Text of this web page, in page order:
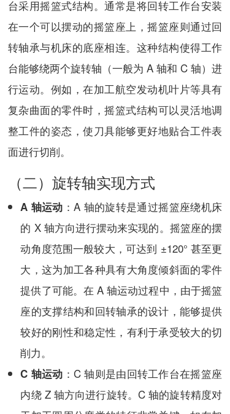
台采用摇篮式结构。通常是将回转工作台安装
在一个可以摆动的摇篮座上，摇篮座则通过回
转轴承与机床的底座相连。这种结构使得工作
台能够绕两个旋转轴（一般为 A 轴和 C 轴）进
行运动。例如，在加工航空发动机叶片等具有
复杂曲面的零件时，摇篮式结构可以灵活地调
整工件的姿态，使刀具能够更好地贴合工件表
面进行切削。
（二）旋转轴实现方式
A 轴运动 ：A 轴的旋转是通过摇篮座绕机床
的 X 轴方向进行摆动来实现的。摇篮座的摆
动角度范围一般较大，可达到 ±120° 甚至更
大，这为加工各种具有大角度倾斜面的零件
提供了可能。在 A 轴运动过程中，由于摇篮
座的支撑结构和回转轴承的设计，能够提供
较好的刚性和稳定性，有利于承受较大的切
削力。
C 轴运动 ：C 轴则是由回转工作台在摇篮座
内绕 Z 轴方向进行旋转。C 轴的旋转精度对